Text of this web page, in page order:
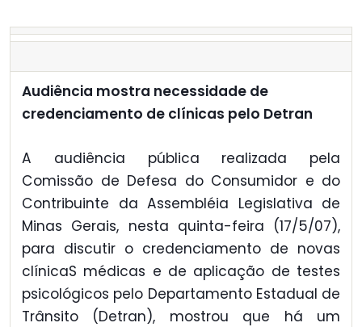
Audiência mostra necessidade de
credenciamento de clínicas pelo Detran
A audiência pública realizada pela
Comissão de Defesa do Consumidor e do
Contribuinte da Assembléia Legislativa de
Minas Gerais, nesta quinta-feira (17/5/07),
para discutir o credenciamento de novas
clínicaS médicas e de aplicação de testes
psicológicos pelo Departamento Estadual de
Trânsito (Detran), mostrou que há um